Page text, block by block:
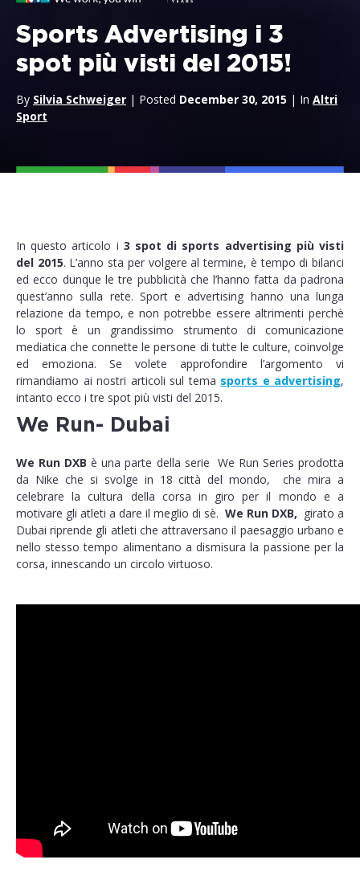
Sports Advertising i 3
spot più visti del 2015!
By Silvia Schweiger | Posted December 30, 2015 | In Altri
Sport
In questo articolo i 3 spot di sports advertising più visti
del 2015. L’anno sta per volgere al termine, è tempo di bilanci
ed ecco dunque le tre pubblicità che l’hanno fatta da padrona
quest’anno sulla rete. Sport e advertising hanno una lunga
relazione da tempo, e non potrebbe essere altrimenti perchè
lo sport è un grandissimo strumento di comunicazione
mediatica che connette le persone di tutte le culture, coinvolge
ed emoziona. Se volete approfondire l’argomento vi
rimandiamo ai nostri articoli sul tema sports e advertising,
intanto ecco i tre spot più visti del 2015.
We Run- Dubai
We Run DXB è una parte della serie We Run Series prodotta
da Nike che si svolge in 18 città del mondo, che mira a
celebrare la cultura della corsa in giro per il mondo e a
motivare gli atleti a dare il meglio di sè. We Run DXB, girato a
Dubai riprende gli atleti che attraversano il paesaggio urbano e
nello stesso tempo alimentano a dismisura la passione per la
corsa, innescando un circolo virtuoso.